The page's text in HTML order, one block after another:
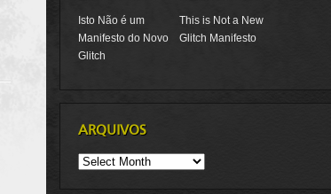
Isto Não é um
Manifesto do Novo
Glitch
This is Not a New
Glitch Manifesto
ARQUIVOS